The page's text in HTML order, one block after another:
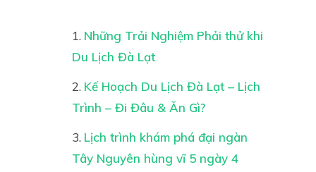
Những Trải Nghiệm Phải thử khi
Du Lịch Đà Lạt
Kế Hoạch Du Lịch Đà Lạt – Lịch
Trình – Đi Đâu & Ăn Gì?
Lịch trình khám phá đại ngàn
Tây Nguyên hùng vĩ 5 ngày 4